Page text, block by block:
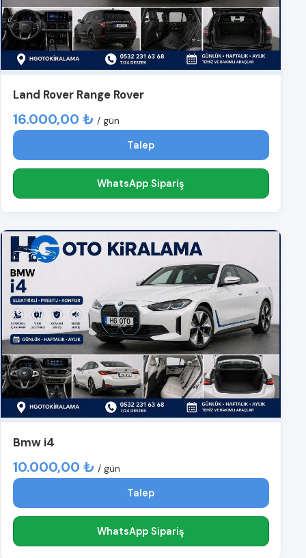
Land Rover Range Rover
16.000,00 ₺ / gün
Talep
WhatsApp Sipariş
Bmw i4
10.000,00 ₺ / gün
Talep
WhatsApp Sipariş